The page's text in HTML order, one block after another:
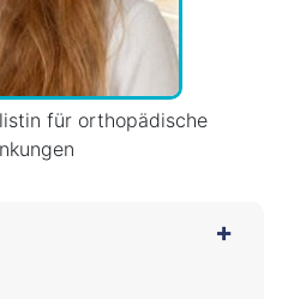
für orthopädische